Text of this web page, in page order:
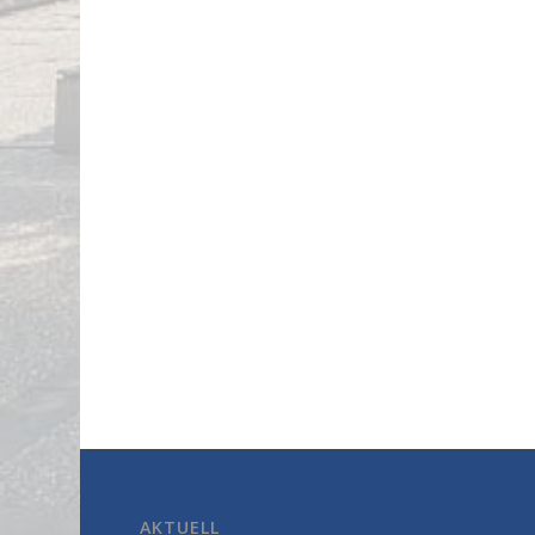
AKTUELL